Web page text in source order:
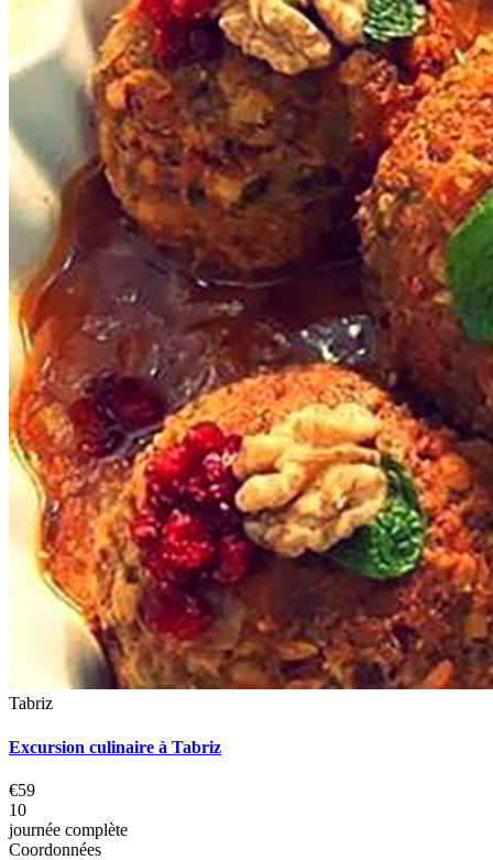
Tabriz
Excursion culinaire à Tabriz
€59
10
journée complète
Coordonnées